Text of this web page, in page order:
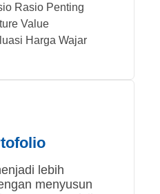
Rasio Penting
Value
Harga Wajar
lebih
menyusun